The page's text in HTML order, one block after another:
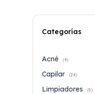
Categorías
Acné (4)
Capilar (24)
Limpiadores (8)